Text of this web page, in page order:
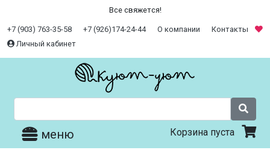
Все свяжется!
+7 (903) 763-35-58 +7 (926)174-24-44 О компании
Контакты
Личный кабинет
меню Корзина пуста